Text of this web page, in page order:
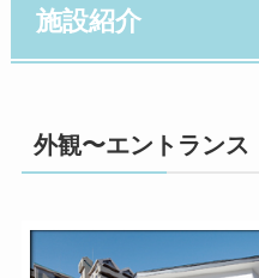
施設紹介
外観〜エントランス